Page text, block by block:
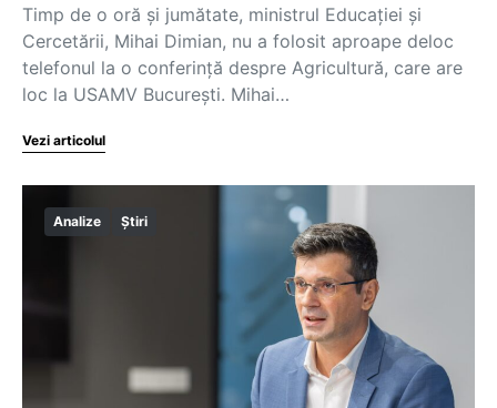
Timp de o oră și jumătate, ministrul Educației și
Cercetării, Mihai Dimian, nu a folosit aproape deloc
telefonul la o conferință despre Agricultură, care are
loc la USAMV București. Mihai…
Vezi articolul
Analize Știri